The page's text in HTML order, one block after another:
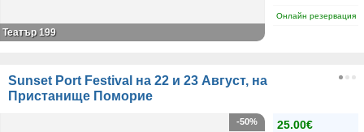
Онлайн резервация
Театър 199
Sunset Port Festival на 22 и 23 Август, на
Пристанище Поморие
25.00€
-50%